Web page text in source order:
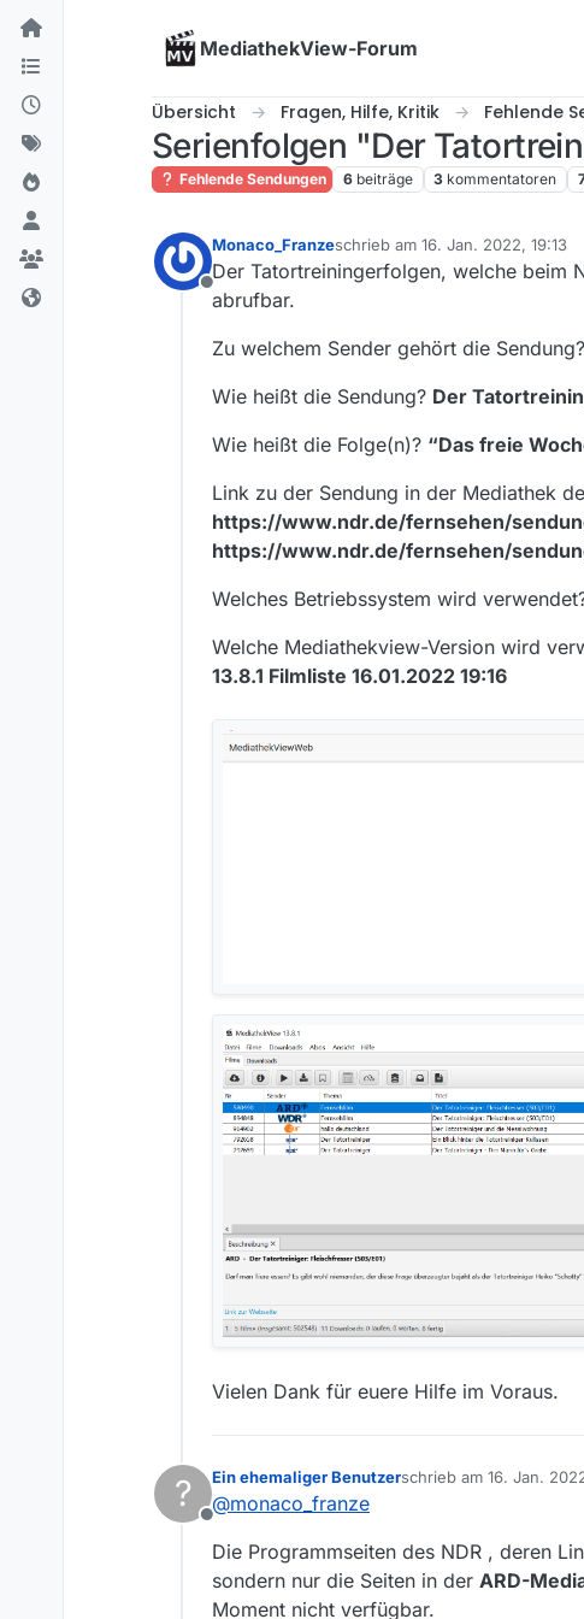
Skip to content
MediathekView-Forum
Übersicht Fragen, Hilfe, Kritik Fehlende
Serienfolgen "Der
Fehlende Sendungen 6 beiträge 3 kommentatoren
Offline
Monaco_Franzeschrieb am 16. Jan. 2022, 19:13
zuletzt editiert von
Der Tatortreiningerfolgen, welche beim
abrufbar.
Zu welchem Sender gehört die Sendung?
Wie heißt die Sendung? Der
Wie heißt die Folge(n)? “Das freie
Link zu der Sendung in der Mediathek
https://www.ndr.de/fernsehen/
https://www.ndr.de/fernsehen/
Welches Betriebssystem wird
Welche Mediathekview-Version wird
13.8.1 Filmliste 16.01.2022 19:16
Vielen Dank für euere Hilfe im Voraus.
?
Offline
Ein ehemaliger Benutzerschrieb am 16. Jan.
zuletzt editiert von Ein
@monaco_franze
Die Programmseiten des NDR , deren
sondern nur die Seiten in der ARD-
Moment nicht verfügbar.